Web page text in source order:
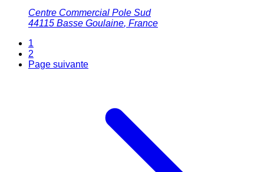
Centre Commercial Pole Sud
44115 Basse Goulaine, France
1
2
Page suivante